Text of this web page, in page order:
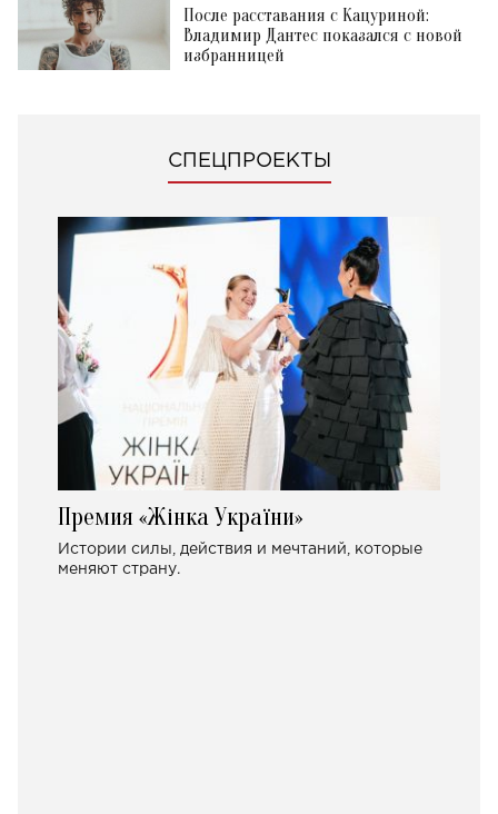
После расставания с Кацуриной:
Владимир Дантес показался с новой
избранницей
СПЕЦПРОЕКТЫ
Премия «Жінка України»
Истории силы, действия и мечтаний, которые
меняют страну.